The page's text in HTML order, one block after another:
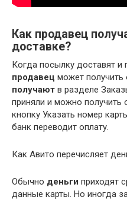
Как продавец
доставке?
Когда посылку доставят и
продавец может получить
получают в разделе
приняли и можно получить
кнопку Указать номер
банк переводит оплату.
Как Авито перечисляет
Обычно деньги приходят
данные карты. Но иногда